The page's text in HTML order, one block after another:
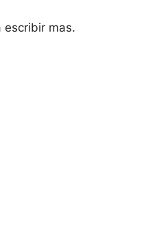
escribir mas.